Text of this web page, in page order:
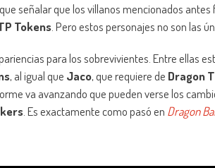
señalar que los villanos mencionados
Tokens. Pero estos personajes no son las
para los sobrevivientes. Entre ellas
, al igual que Jaco, que requiere de Dragon
va avanzando que pueden verse los
. Es exactamente como pasó en Dragon